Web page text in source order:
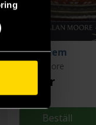
Deluxe Edition Jerusalem
Alan Moore
319 kr
Beställ